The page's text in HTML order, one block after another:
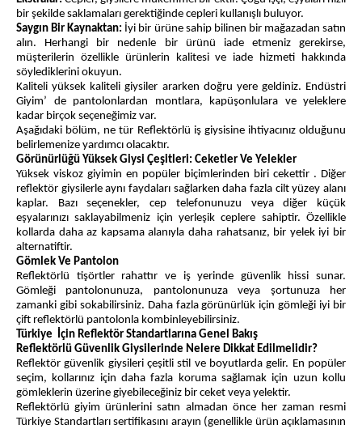
bir şekilde saklamaları gerektiğinde cepleri kullanışlı buluyor.
Saygın Bir Kaynaktan: İyi bir ürüne sahip bilinen bir mağazadan satın
alın. Herhangi bir nedenle bir ürünü iade etmeniz gerekirse,
müşterilerin özellikle ürünlerin kalitesi ve iade hizmeti hakkında
söylediklerini okuyun.
Kaliteli yüksek kaliteli giysiler ararken doğru yere geldiniz. Endüstri
Giyim’ de pantolonlardan montlara, kapüşonlulara ve yeleklere
kadar birçok seçeneğimiz var.
Aşağıdaki bölüm, ne tür Reflektörlü iş giysisine ihtiyacınız olduğunu
belirlemenize yardımcı olacaktır.
Görünürlüğü Yüksek Giysi Çeşitleri: Ceketler Ve Yelekler
Yüksek viskoz giyimin en popüler biçimlerinden biri cekettir . Diğer
reflektör giysilerle aynı faydaları sağlarken daha fazla cilt yüzey alanı
kaplar. Bazı seçenekler, cep telefonunuzu veya diğer küçük
eşyalarınızı saklayabilmeniz için yerleşik ceplere sahiptir. Özellikle
kollarda daha az kapsama alanıyla daha rahatsanız, bir yelek iyi bir
alternatiftir.
Gömlek Ve Pantolon
Reflektörlü tişörtler rahattır ve iş yerinde güvenlik hissi sunar.
Gömleği pantolonunuza, pantolonunuza veya şortunuza her
zamanki gibi sokabilirsiniz. Daha fazla görünürlük için gömleği iyi bir
çift reflektörlü pantolonla kombinleyebilirsiniz.
Türkiye İçin Reflektör Standartlarına Genel Bakış
Reflektörlü Güvenlik Giysilerinde Nelere Dikkat Edilmelidir?
Reflektör güvenlik giysileri çeşitli stil ve boyutlarda gelir. En popüler
seçim, kollarınız için daha fazla koruma sağlamak için uzun kollu
gömleklerin üzerine giyebileceğiniz bir ceket veya yelektir.
Reflektörlü giyim ürünlerini satın almadan önce her zaman resmi
Türkiye Standartları sertifikasını arayın (genellikle ürün açıklamasının